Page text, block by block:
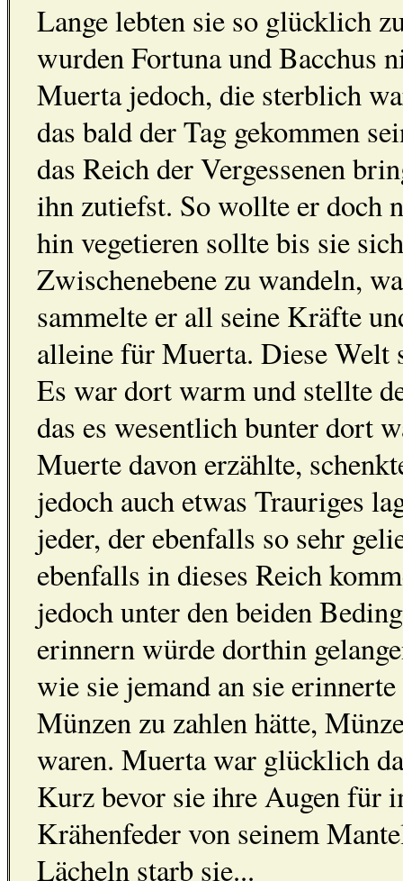
Lange lebten sie so glücklich
wurden Fortuna und Bacchus
Muerta jedoch, die sterblich
das bald der Tag gekommen
das Reich der Vergessenen
ihn zutiefst. So wollte er doch
hin vegetieren sollte bis sie
Zwischenebene zu wandeln,
sammelte er all seine Kräfte
alleine für Muerta. Diese Welt
Es war dort warm und stellte
das es wesentlich bunter dort
Muerte davon erzählte,
jedoch auch etwas Trauriges
jeder, der ebenfalls so sehr
ebenfalls in dieses Reich
jedoch unter den beiden
erinnern würde dorthin
wie sie jemand an sie
Münzen zu zahlen hätte,
waren. Muerta war glücklich
Kurz bevor sie ihre Augen für
Krähenfeder von seinem
Lächeln starb sie...